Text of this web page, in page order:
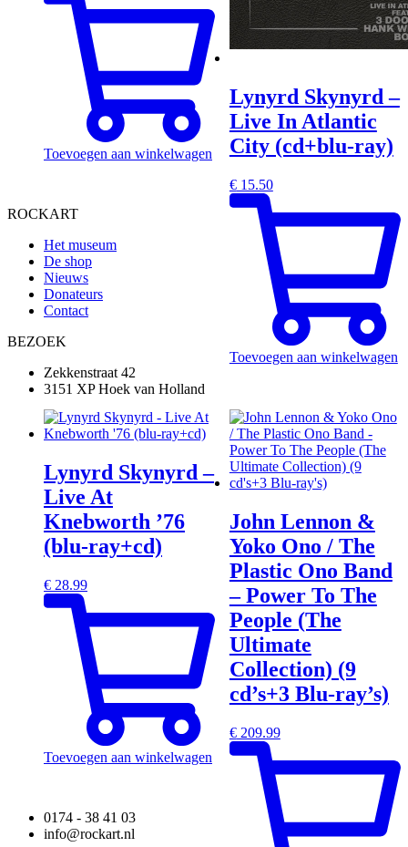
Toevoegen aan winkelwagen
Lynyrd Skynyrd –
Live In Atlantic
City (cd+blu-ray)
€15.50
Toevoegen aan winkelwagen
Lynyrd Skynyrd –
Live At
Knebworth ’76
(blu-ray+cd)
€ 28.99
Toevoegen aan winkelwagen
John Lennon &
Yoko Ono / The
Plastic Ono Band
– Power To The
People (The
Ultimate
Collection) (9
cd’s+3 Blu-ray’s)
€209.99
ROCKART
Het museum
De shop
Nieuws
Donateurs
Contact
BEZOEK
Zekkenstraat 42
3151 XP Hoek van Holland
0174 - 38 41 03
info@rockart.nl